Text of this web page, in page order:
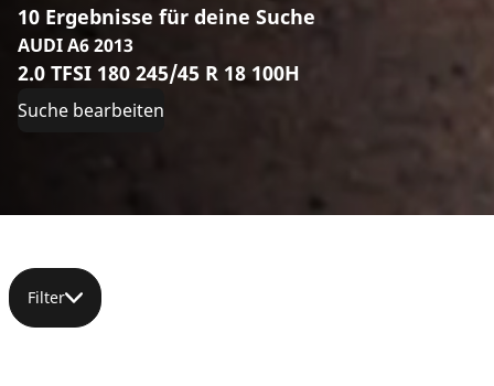
10 Ergebnisse für deine Suche
AUDI A6 2013
2.0 TFSI 180 245/45 R 18 100H
Suche bearbeiten
Filter